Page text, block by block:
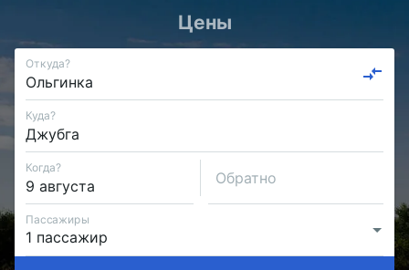
Цены
Откуда?
Куда?
Когда?
Обратно
Пассажиры